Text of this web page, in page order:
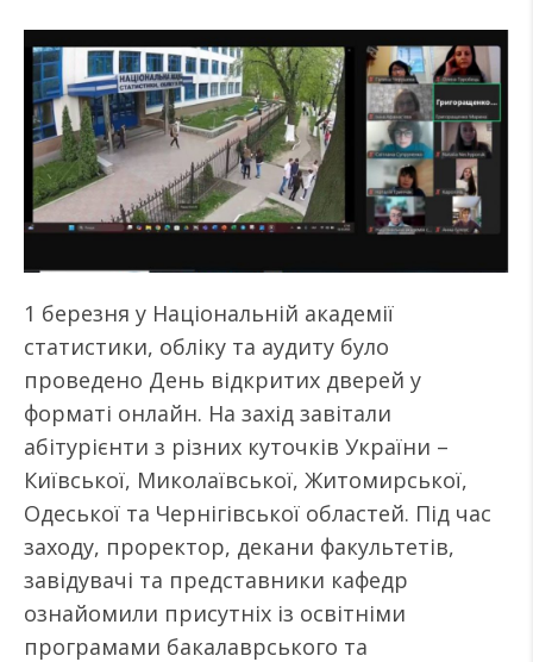
1 березня у Національній академії
статистики, обліку та аудиту було
проведено День відкритих дверей у
форматі онлайн. На захід завітали
абітурієнти з різних куточків України –
Київської, Миколаївської, Житомирської,
Одеської та Чернігівської областей. Під час
заходу, проректор, декани факультетів,
завідувачі та представники кафедр
ознайомили присутніх із освітніми
програмами бакалаврського та